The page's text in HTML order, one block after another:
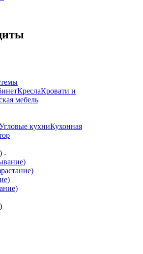
КреслаКровати и
мебель
кухниКухонная